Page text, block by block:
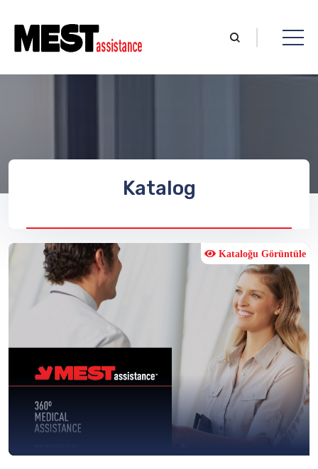
Katalog
Kataloğu Görüntüle